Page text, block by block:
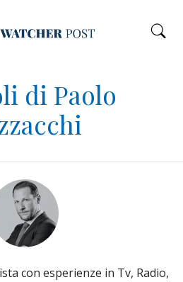
di Paolo
con esperienze in Tv, Radio,